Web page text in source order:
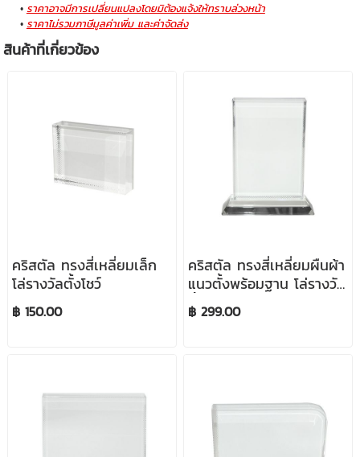
ราคาอาจมีการเปลี่ยนแปลงโดยมิต้องแจ้งให้ทราบล่วงหน้า
ราคาไม่รวมภาษีมูลค่าเพิ่ม และค่าจัดส่ง
สินค้าที่เกี่ยวข้อง
คริสตัล ทรงสี่เหลี่ยมเล็ก
โล่รางวัลตั้งโชว์
฿ 150.00
คริสตัล ทรงสี่เหลี่ยมผืนผ้า
แนวตั้งพร้อมฐาน โล่รางวัล
ตั้งโชว์
฿ 299.00